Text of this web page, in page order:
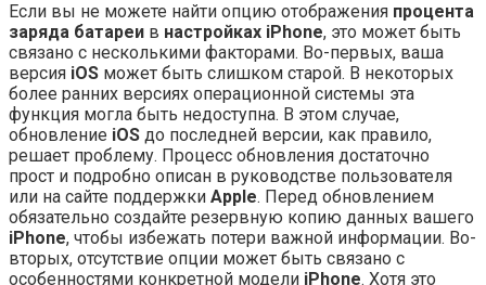
Если вы не можете найти опцию отображения процента
заряда батареи в настройках iPhone, это может быть
связано с несколькими факторами. Во-первых, ваша
версия iOS может быть слишком старой. В некоторых
более ранних версиях операционной системы эта
функция могла быть недоступна. В этом случае,
обновление iOS до последней версии, как правило,
решает проблему. Процесс обновления достаточно
прост и подробно описан в руководстве пользователя
или на сайте поддержки Apple. Перед обновлением
обязательно создайте резервную копию данных вашего
iPhone, чтобы избежать потери важной информации. Во-
вторых, отсутствие опции может быть связано с
особенностями конкретной модели iPhone. Хотя это